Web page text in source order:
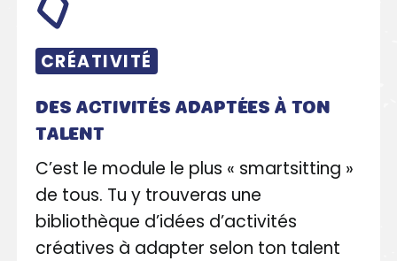
CRÉATIVITÉ
DES ACTIVITÉS ADAPTÉES À TON
TALENT
C’est le module le plus « smartsitting »
de tous. Tu y trouveras une
bibliothèque d’idées d’activités
créatives à adapter selon ton talent